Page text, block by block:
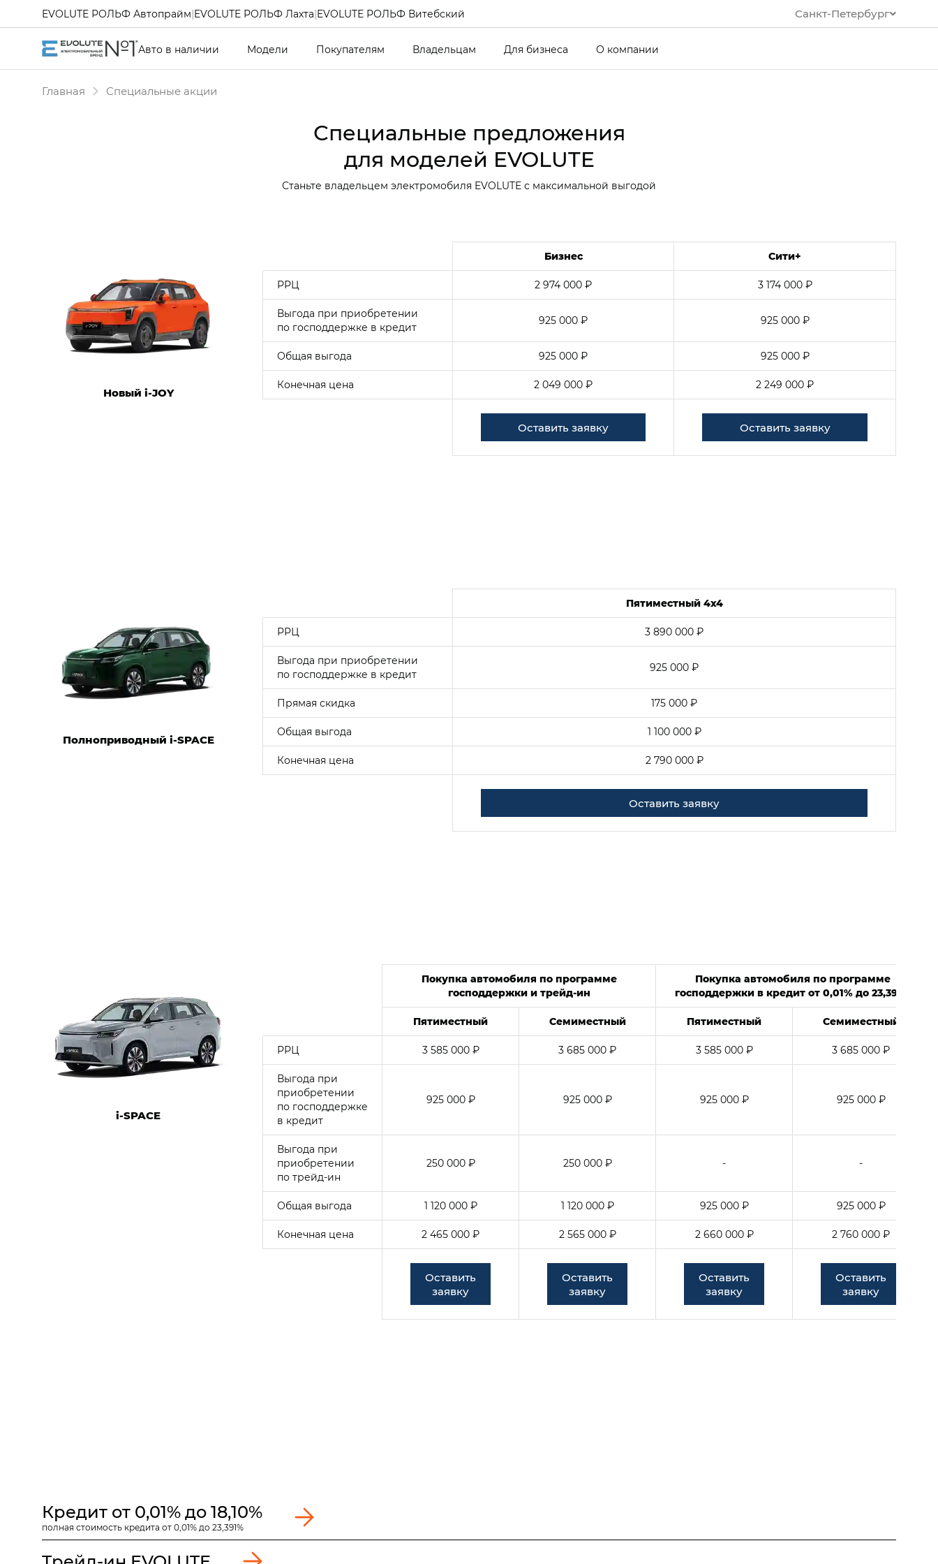
Санкт-Петербург
EVOLUTE РОЛЬФ Автопрайм|EVOLUTE РОЛЬФ Лахта|EVOLUTE РОЛЬФ Витебский
Авто в наличии Модели Покупателям Владельцам Для бизнеса О компании
Главная Специальные акции
Специальные предложения
для моделей EVOLUTE
Станьте владельцем электромобиля EVOLUTE с максимальной выгодой
Новый i‑JOY
Бизнес Сити+
РРЦ 2 974 000 ₽ 3 174 000 ₽
Выгода при приобретении
по господдержке в кредит
925 000 ₽ 925 000 ₽
Общая выгода 925 000 ₽ 925 000 ₽
Конечная цена 2 049 000 ₽ 2 249 000 ₽
Оставить заявку Оставить заявку
Полноприводный i‑SPACE
Пятиместный 4x4
РРЦ 3 890 000 ₽
Выгода при приобретении
по господдержке в кредит
925 000 ₽
Прямая скидка 175 000 ₽
Общая выгода 1 100 000 ₽
Конечная цена 2 790 000 ₽
Оставить заявку
i‑SPACE
Покупка автомобиля по программе
господдержки и трейд-ин
Покупка автомобиля по программе
господдержки в кредит от 0,01% до 23,391%
Пятиместный Семиместный Пятиместный Семиместный
РРЦ 3 585 000 ₽ 3 685 000 ₽ 3 585 000 ₽ 3 685 000 ₽
Выгода при
приобретении
по господдержке
в кредит
925 000 ₽ 925 000 ₽ 925 000 ₽ 925 000 ₽
Выгода при
приобретении
по трейд-ин
250 000 ₽ 250 000 ₽ - -
Общая выгода 1 120 000 ₽ 1 120 000 ₽ 925 000 ₽ 925 000 ₽
Конечная цена 2 465 000 ₽ 2 565 000 ₽ 2 660 000 ₽ 2 760 000 ₽
Оставить
заявку
Оставить
заявку
Оставить
заявку
Оставить
заявку
Кредит от 0,01% до 18,10%
полная стоимость кредита от 0,01% до 23,391%